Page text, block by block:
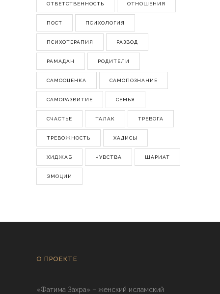
ОТВЕТСТВЕННОСТЬ ОТНОШЕНИЯ
ПОСТ ПСИХОЛОГИЯ
ПСИХОТЕРАПИЯ РАЗВОД
РАМАДАН РОДИТЕЛИ
САМООЦЕНКА САМОПОЗНАНИЕ
САМОРАЗВИТИЕ СЕМЬЯ
СЧАСТЬЕ ТАЛАК ТРЕВОГА
ТРЕВОЖНОСТЬ ХАДИСЫ
ХИДЖАБ ЧУВСТВА ШАРИАТ
ЭМОЦИИ
О ПРОЕКТЕ
«Фатима Захра» – женский исламский